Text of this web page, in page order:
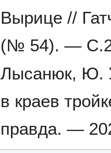
Вырице //
(№ 54). —
Лысанюк, Ю.
в краев
правда. —